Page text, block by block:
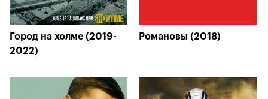
Город на холме (2019-
2022)
Романовы (2018)